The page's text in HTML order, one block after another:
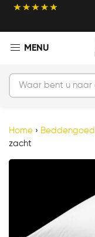
Home › Beddengoed
zacht